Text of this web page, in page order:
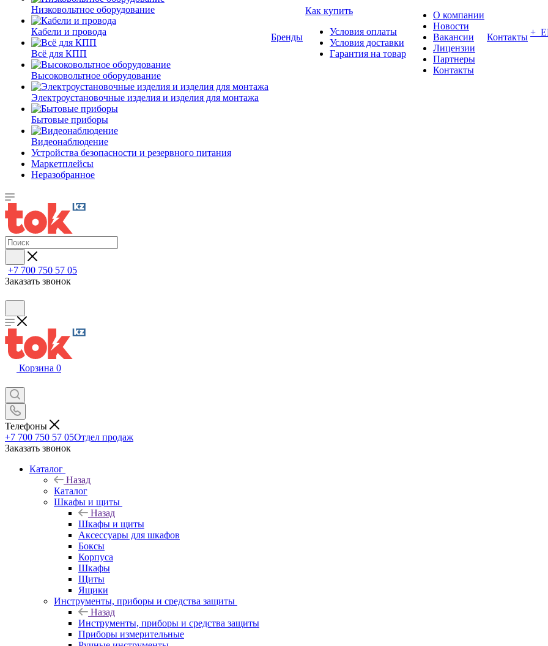
Низковольтное оборудование
Кабели и провода
Всё для КПП
Высоковольтное оборудование
Электроустановочные изделия и изделия для монтажа
Бытовые приборы
Видеонаблюдение
Устройства безопасности и резервного питания
Маркетплейсы
Неразобранное
Бренды
Как купить
Условия оплаты
Условия доставки
Гарантия на товар
О компании
Новости
Вакансии
Лицензии
Партнеры
Контакты
Контакты +
+7 700 750 57 05
Заказать звонок
Корзина 0
Телефоны
+7 700 750 57 05Отдел продаж
Заказать звонок
Каталог
Назад
Каталог
Шкафы и щиты
Назад
Шкафы и щиты
Аксессуары для шкафов
Боксы
Корпуса
Шкафы
Щиты
Ящики
Инструменты, приборы и средства защиты
Назад
Инструменты, приборы и средства защиты
Приборы измерительные